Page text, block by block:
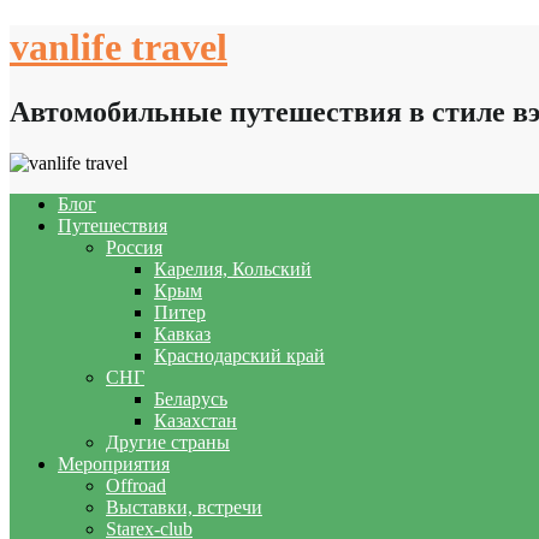
to
vanlife travel
Автомобильные путешествия в стиле
Блог
Путешествия
Россия
Карелия, Кольский
Крым
Питер
Кавказ
Краснодарский край
СНГ
Беларусь
Казахстан
Другие страны
Мероприятия
Offroad
Выставки, встречи
Starex-club